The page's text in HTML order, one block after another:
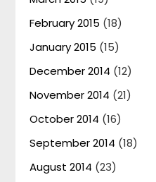
February 2015 (18)
January 2015 (15)
December 2014 (12)
November 2014 (21)
October 2014 (16)
September 2014 (18)
August 2014 (23)